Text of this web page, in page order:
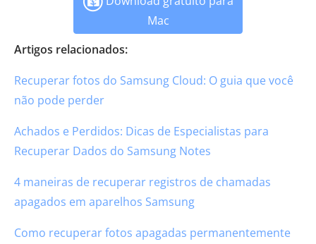
Mac
Artigos relacionados:
Recuperar fotos do Samsung Cloud: O guia que você
não pode perder
Achados e Perdidos: Dicas de Especialistas para
Recuperar Dados do Samsung Notes
4 maneiras de recuperar registros de chamadas
apagados em aparelhos Samsung
Como recuperar fotos apagadas permanentemente